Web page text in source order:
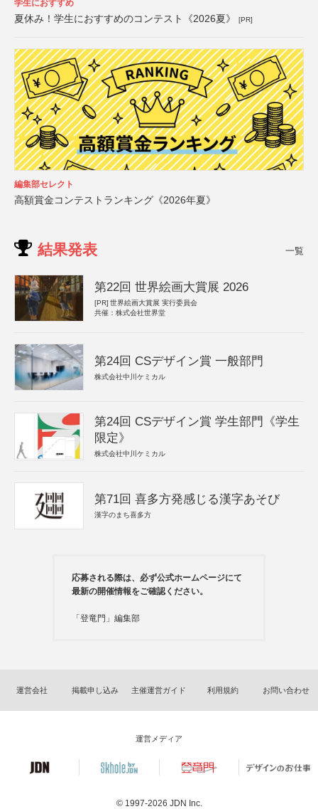
学生におすすめ
夏休み！学生におすすめのコンテスト《2026夏》 [PR]
編集部セレクト
高額賞金コンテストランキング《2026年夏》
結果発表 一覧
第22回 世界絵画大賞展 2026
[PR] 世界絵画大賞展 実行委員会
共催：株式会社世界堂
第24回 CSデザイン賞 一般部門
株式会社中川ケミカル
第24回 CSデザイン賞 学生部門《学生
限定》
株式会社中川ケミカル
第71回 喜多方発感じる漢字あそび
漢字のまち喜多方
応募される際は、必ず公式ホームページにて
最新の開催情報をご確認ください。
「登竜門」編集部
運営会社 掲載申し込み 主催運営ガイド 利用規約 お問い合わせ
運営メディア
© 1997-2026 JDN Inc.